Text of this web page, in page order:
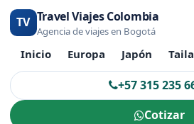
TV Travel Viajes Colombia
Agencia de viajes en Bogotá
Inicio Europa Japón
+57 315 235
Cotizar